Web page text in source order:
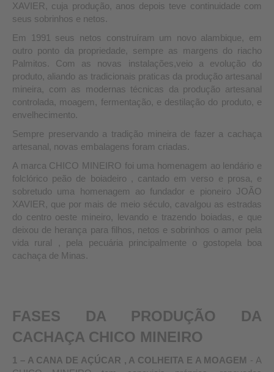
XAVIER, cuja produção, anos depois teve continuidade com
seus sobrinhos e netos.
Em 1991 seus netos construíram um novo alambique, em
outro ponto da propriedade, sempre as margens do riacho
Palmitos. Com as novas instalações,veio a evolução do
produto, aliando as tradicionais praticas da produção artesanal
mineira, com as modernas técnicas da produção artesanal
controlada, moagem, fermentação, e destilação do produto, e
envelhecimento.
Sempre preservando a tradição mineira de fazer a cachaça
artesanal, novas embalagens foram criadas.
A marca CHICO MINEIRO foi uma homenagem ao lendário e
folclórico peão de boiadeiro , cantado em verso e prosa, e
sobretudo uma homenagem ao fundador e pioneiro JOÃO
XAVIER, que por mais de meio século, cavalgou as estradas
do centro oeste mineiro, levando e trazendo boiadas, e que
deixou de herança para filhos, netos e sobrinhos o amor pela
vida rural , pela pecuária principalmente o gostopela boa
cachaça de Minas.
FASES DA PRODUÇÃO DA
CACHAÇA CHICO MINEIRO
1 – A CANA DE AÇÚCAR , A COLHEITA E A MOAGEM - A